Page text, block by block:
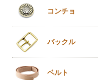
コンチョ
バックル
ベルト